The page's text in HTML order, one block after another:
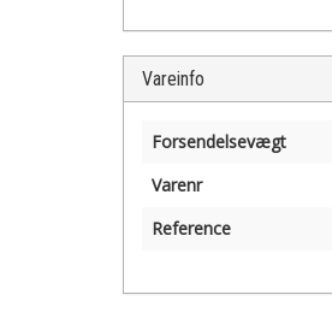
Vareinfo
Forsendelsevægt
Varenr
Reference